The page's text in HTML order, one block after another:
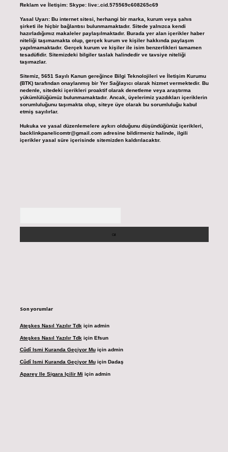
Reklam ve İletişim: Skype: live:.cid.575569c608265c69
Yasal Uyarı: Bu internet sitesi, herhangi bir marka, kurum veya şahıs
şirketi ile hiçbir bağlantısı bulunmamaktadır. Sitede yalnızca kendi
hazırladığımız makaleler paylaşılmaktadır. Burada yer alan içerikler haber
niteliği taşımamakta olup, gerçek kurum ve kişiler hakkında paylaşım
yapılmamaktadır. Gerçek kurum ve kişiler ile isim benzerlikleri tamamen
tesadüfidir. Sitemizdeki bilgiler taslak halindedir ve tavsiye niteliği
taşımazlar.
Sitemiz, 5651 Sayılı Kanun gereğince Bilgi Teknolojileri ve İletişim Kurumu
(BTK) tarafından onaylanmış bir Yer Sağlayıcı olarak hizmet vermektedir. Bu
nedenle, sitedeki içerikleri proaktif olarak denetleme veya araştırma
yükümlülüğümüz bulunmamaktadır. Ancak, üyelerimiz yazdıkları içeriklerin
sorumluluğunu taşımakta olup, siteye üye olarak bu sorumluluğu kabul
etmiş sayılırlar.
Hukuka ve yasal düzenlemelere aykırı olduğunu düşündüğünüz içerikleri,
backlinkpanelicomtr@gmail.comadresine bildirmeniz halinde, ilgili
içerikler yasal süre içerisinde sitemizden kaldırılacaktır.
Son yorumlar
Ateşkes Nasıl Yazılır Tdk için admin
Ateşkes Nasıl Yazılır Tdk için Efsun
Cûdî Ismi Kuranda Geçiyor Muiçin admin
Cûdî Ismi Kuranda Geçiyor Muiçin Dadaş
Aparey Ile Sigara Içilir Mi için admin